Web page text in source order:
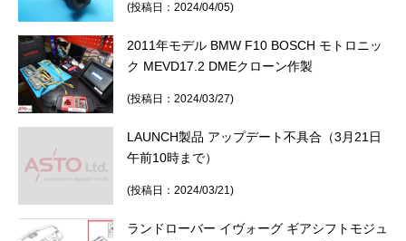
(投稿日：2024/04/05)
2011年モデル BMW F10 BOSCH モトロニッ
ク MEVD17.2 DMEクローン作製
(投稿日：2024/03/27)
LAUNCH製品 アップデート不具合（3月21日
午前10時まで）
(投稿日：2024/03/21)
ランドローバー イヴォーグ ギアシフトモジュ